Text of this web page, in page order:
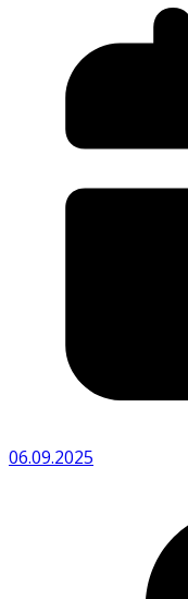
06.09.2025